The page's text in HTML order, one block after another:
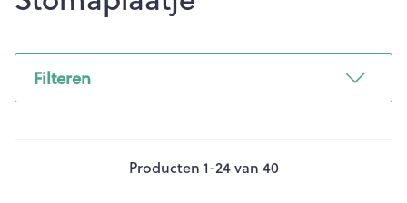
Filteren
Producten 1-24van 40